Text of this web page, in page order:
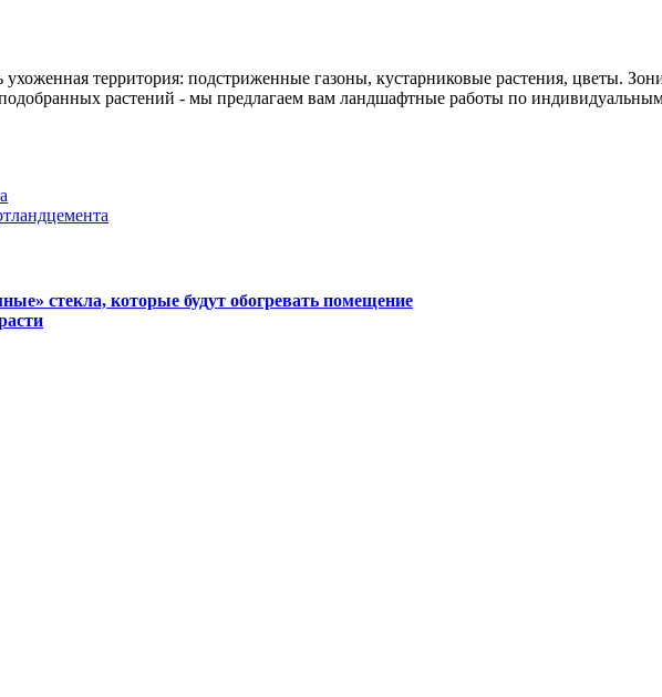
территория: подстриженные газоны, кустарниковые растения, цветы.
растений - мы предлагаем вам ландшафтные работы по
стекла, которые будут обогревать помещение